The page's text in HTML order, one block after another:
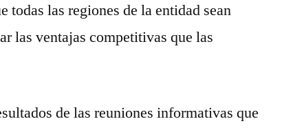
todas las regiones de la entidad sean
las ventajas competitivas que las
de las reuniones informativas que